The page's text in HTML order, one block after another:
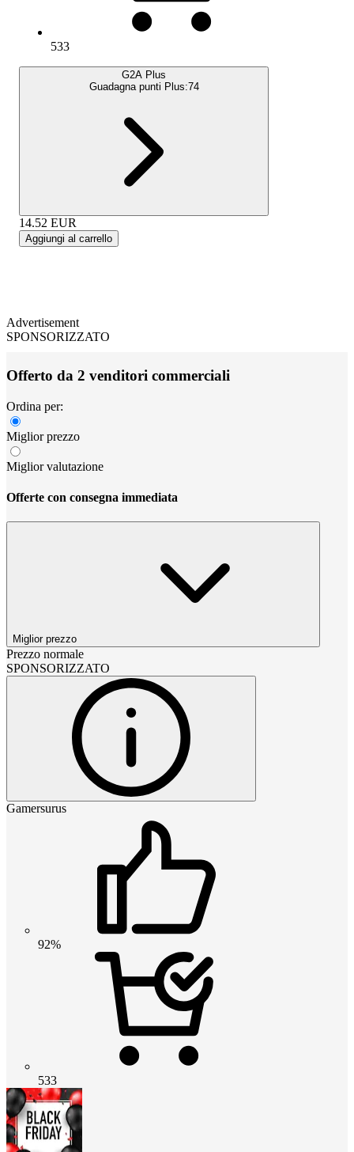
533
G2A Plus
Guadagna punti Plus:74
14.52 EUR
Aggiungi al carrello
Advertisement
SPONSORIZZATO
Offerto da 2 venditori commerciali
Ordina per:
Miglior prezzo
Miglior valutazione
Offerte con consegna immediata
Miglior prezzo
Prezzo normale
SPONSORIZZATO
Gamersurus
92%
533